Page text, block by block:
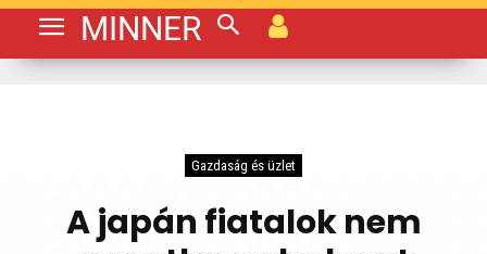
MINNER
Gazdaság és üzlet
A japán fiatalok nem